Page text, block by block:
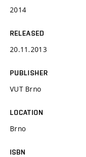
2014
RELEASED
20.11.2013
PUBLISHER
VUT Brno
LOCATION
Brno
ISBN